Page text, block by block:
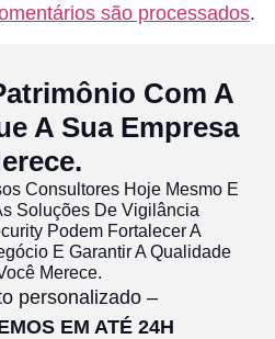
são processados.
Com A
A Sua Empresa
Consultores Hoje Mesmo E
Soluções De Vigilância
Podem Fortalecer A
E Garantir A Qualidade
Merece.
personalizado –
EM ATÉ 24H